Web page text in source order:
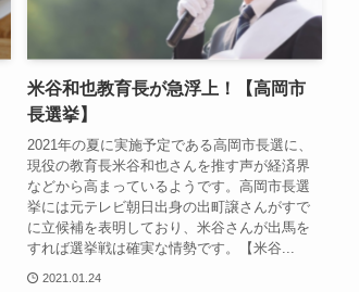
米谷和也教育長が急浮上！【高岡市
長選挙】
2021年の夏に実施予定である高岡市長選に、
現役の教育長米谷和也さんを推す声が経済界
などから高まっているようです。高岡市長選
挙には元テレビ朝日出身の出町譲さんがすで
に立候補を表明しており、米谷さんが出馬を
すれば選挙戦は確実な情勢です。【米谷...
2021.01.24